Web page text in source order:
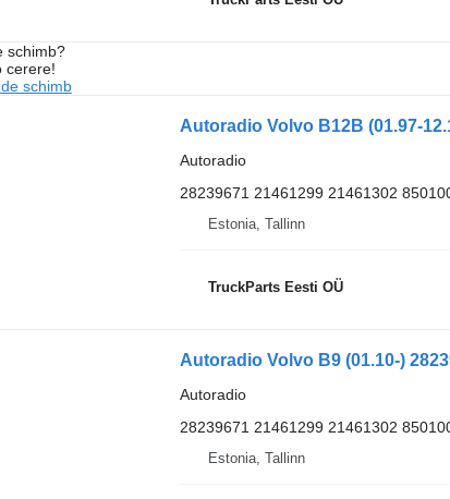
schimb?
cerere!
schimb
Autoradio
28239671 21461299 21461302
Estonia, Tallinn
TruckParts Eesti OÜ
Autoradio Volvo B9 (01.10-)
Autoradio
28239671 21461299 21461302
Estonia, Tallinn